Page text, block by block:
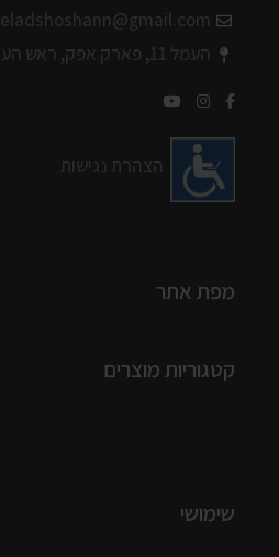
eladshoshann@gmail.com
העמל 11, פארק אפק, ראש העין
הצהרת נגישות
מפת אתר
קטגוריות מוצרים
שימושי